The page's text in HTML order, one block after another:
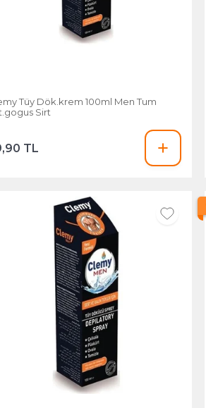
Tüy Dök.krem 100ml Men Tum
Sirt
TL